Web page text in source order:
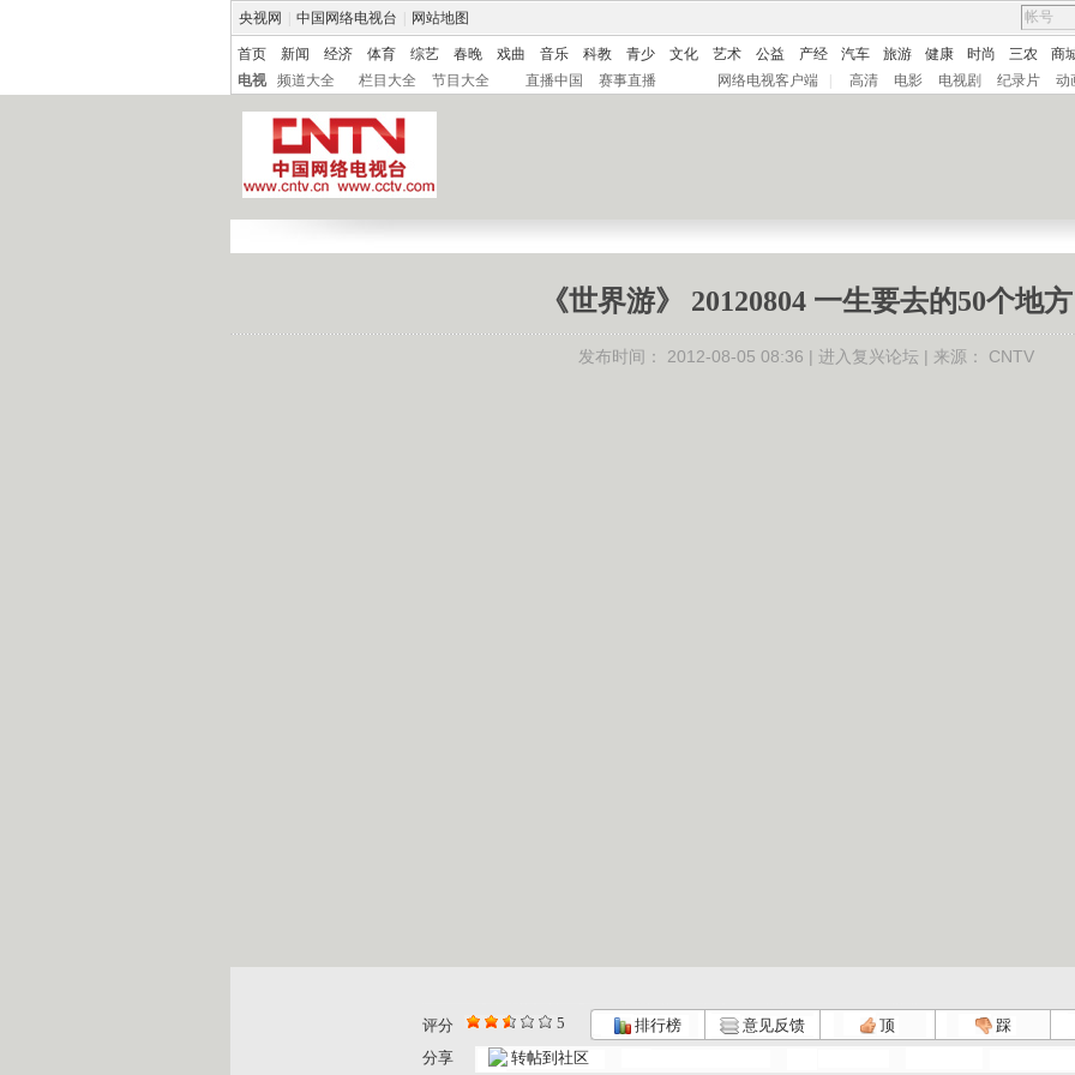
央视网 中国网络电视台 网站地图
首页 新闻 经济 体育 综艺 春晚 戏曲 音乐 科教 青少 文化 艺术 公益 产经 汽车 旅游 健康 时尚 三农
商
电视
频道大全 栏目大全 节目大全 直播中国 赛事直播 网络电视客户端 高清 电影 电视剧 纪录片 动
《世界游》 20120804 一生要去的50个地方
发布时间： 2012-08-05 08:36 | 进入复兴论坛 | 来源： CNTV
评分 5 排行榜 意见反馈 顶
踩
分享
转帖到社区